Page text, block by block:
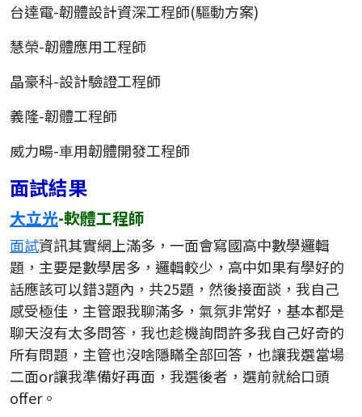
台達電-韌體設計資深工程師(驅動方案)
慧榮-韌體應用工程師
晶豪科-設計驗證工程師
義隆-韌體工程師
威力暘-⾞⽤韌體開發⼯程師
面試結果
大立光-軟體工程師
面試資訊其實網上滿多，一面會寫國高中數學邏輯
題，主要是數學居多，邏輯較少，高中如果有學好的
話應該可以錯3題內，共25題，然後接面談，我自己
感受極佳，主管跟我聊滿多，氣氛非常好，基本都是
聊天沒有太多問答，我也趁機詢問許多我自己好奇的
所有問題，主管也沒啥隱瞞全部回答，也讓我選當場
二面or讓我準備好再面，我選後者，選前就給口頭
offer。